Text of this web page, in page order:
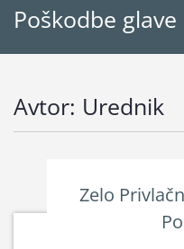
Poškodbe glave
Avtor: Urednik
Zelo